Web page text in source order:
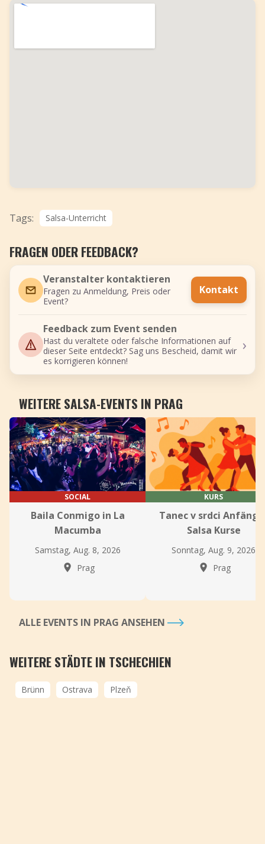
Tags: Salsa-Unterricht
FRAGEN ODER FEEDBACK?
Veranstalter kontaktieren
Fragen zu Anmeldung, Preis oder
Event?
Kontakt
Feedback zum Event senden
Hast du veraltete oder falsche Informationen auf
dieser Seite entdeckt? Sag uns Bescheid, damit wir
es korrigieren können!
›
WEITERE SALSA-EVENTS IN PRAG
SOCIAL
Baila Conmigo in La
Macumba
Samstag, Aug. 8, 2026
Prag
KURS
Tanec v srdci
Salsa Kurse
Sonntag, Aug. 9, 2026
Prag
ALLE EVENTS IN PRAG ANSEHEN
WEITERE STÄDTE IN TSCHECHIEN
Brünn Ostrava Plzeň